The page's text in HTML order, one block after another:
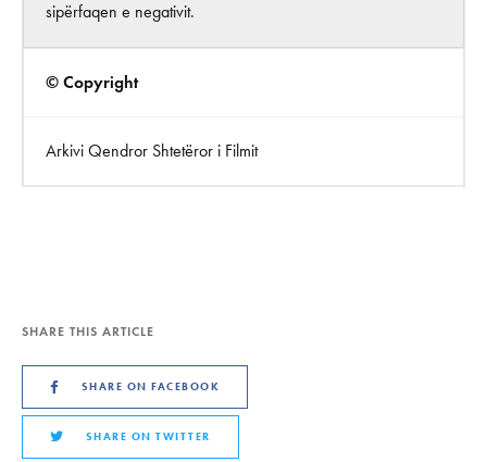
sipërfaqen e negativit.
© Copyright
Arkivi Qendror Shtetëror i Filmit
SHARE THIS ARTICLE
SHARE ON FACEBOOK
SHARE ON TWITTER